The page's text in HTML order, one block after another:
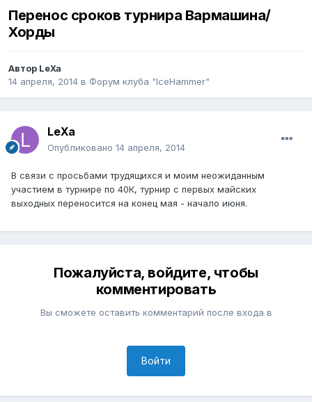
Перенос сроков турнира Вармашина/
Хорды
Автор LeXa
14 апреля, 2014 в Форум клуба "IceHammer"
LeXa
Опубликовано 14 апреля, 2014
В связи с просьбами трудящихся и моим неожиданным
участием в турнире по 40К, турнир с первых майских
выходных переносится на конец мая - начало июня.
Пожалуйста, войдите, чтобы
комментировать
Вы сможете оставить комментарий после входа в
Войти